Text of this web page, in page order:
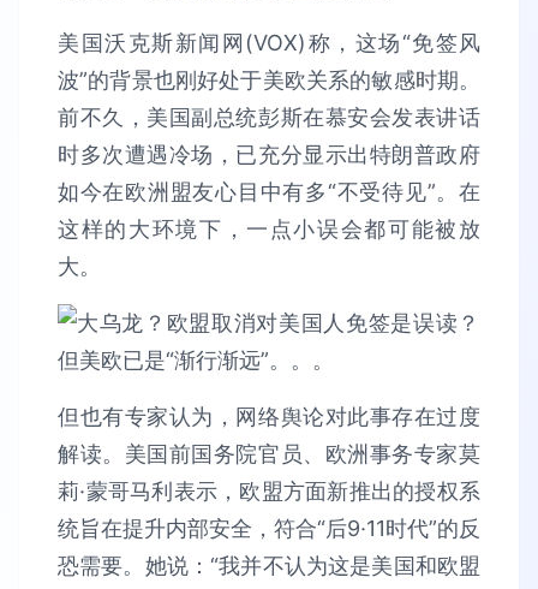
美国沃克斯新闻网(VOX)称，这场“免签风
波”的背景也刚好处于美欧关系的敏感时期。
前不久，美国副总统彭斯在慕安会发表讲话
时多次遭遇冷场，已充分显示出特朗普政府
如今在欧洲盟友心目中有多“不受待见”。在
这样的大环境下，一点小误会都可能被放
大。
但也有专家认为，网络舆论对此事存在过度
解读。美国前国务院官员、欧洲事务专家莫
莉·蒙哥马利表示，欧盟方面新推出的授权系
统旨在提升内部安全，符合“后9·11时代”的反
恐需要。她说：“我并不认为这是美国和欧盟